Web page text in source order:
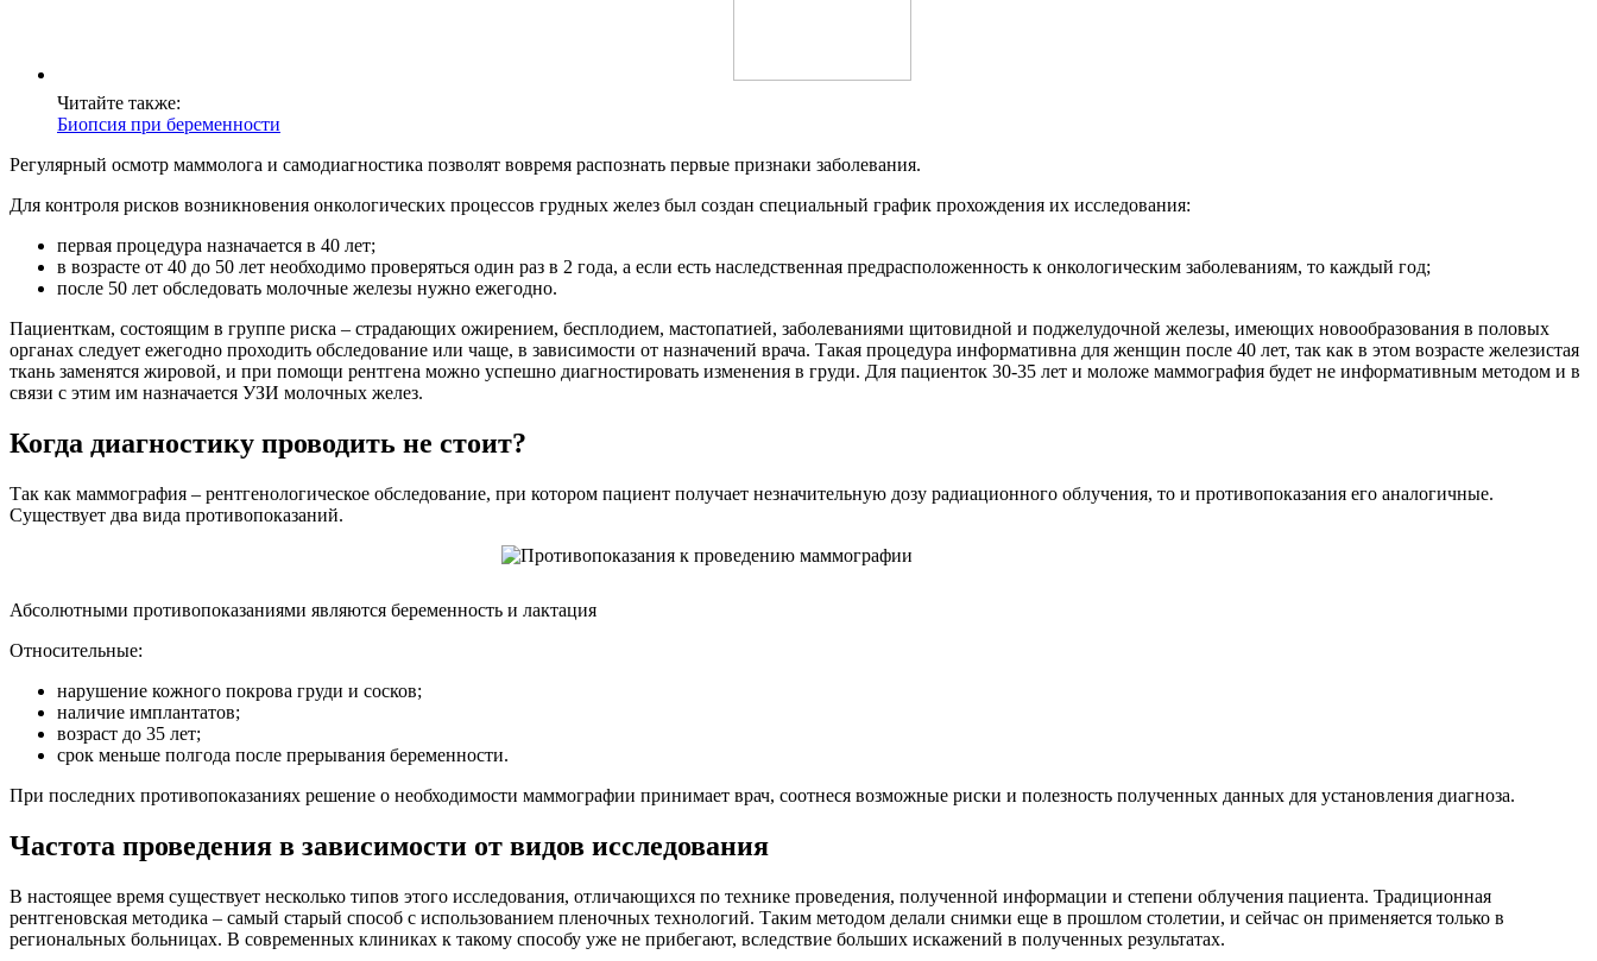
Читайте также:
Биопсия при беременности
Регулярный осмотр маммолога и самодиагностика позволят вовремя распознать первые признаки заболевания.
Для контроля рисков возникновения онкологических процессов грудных желез был создан специальный график прохождения их исследования:
первая процедура назначается в 40 лет;
в возрасте от 40 до 50 лет необходимо проверяться один раз в 2 года, а если есть наследственная предрасположенность к онкологическим заболеваниям, то каждый год;
после 50 лет обследовать молочные железы нужно ежегодно.
Пациенткам, состоящим в группе риска – страдающих ожирением, бесплодием, мастопатией, заболеваниями щитовидной и поджелудочной железы, имеющих новообразования в половых
органах следует ежегодно проходить обследование или чаще, в зависимости от назначений врача. Такая процедура информативна для женщин после 40 лет, так как в этом возрасте железистая
ткань заменятся жировой, и при помощи рентгена можно успешно диагностировать изменения в груди. Для пациенток 30-35 лет и моложе маммография будет не информативным методом и в
связи с этим им назначается УЗИ молочных желез.
Когда диагностику проводить не стоит?
Так как маммография – рентгенологическое обследование, при котором пациент получает незначительную дозу радиационного облучения, то и противопоказания его аналогичные.
Существует два вида противопоказаний.
Абсолютными противопоказаниями являются беременность и лактация
Относительные:
нарушение кожного покрова груди и сосков;
наличие имплантатов;
возраст до 35 лет;
срок меньше полгода после прерывания беременности.
При последних противопоказаниях решение о необходимости маммографии принимает врач, соотнеся возможные риски и полезность полученных данных для установления диагноза.
Частота проведения в зависимости от видов исследования
В настоящее время существует несколько типов этого исследования, отличающихся по технике проведения, полученной информации и степени облучения пациента. Традиционная
рентгеновская методика – самый старый способ с использованием пленочных технологий. Таким методом делали снимки еще в прошлом столетии, и сейчас он применяется только в
региональных больницах. В современных клиниках к такому способу уже не прибегают, вследствие больших искажений в полученных результатах.